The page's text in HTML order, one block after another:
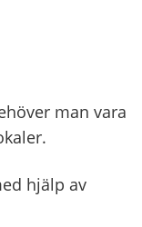
man vara
hjälp av